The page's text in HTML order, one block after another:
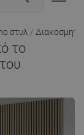
στυλ
το